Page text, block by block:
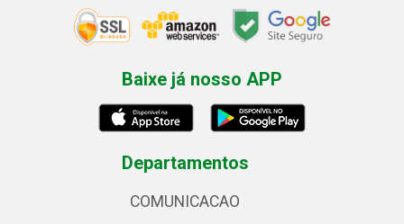
Baixe já nosso APP
Departamentos
COMUNICACAO